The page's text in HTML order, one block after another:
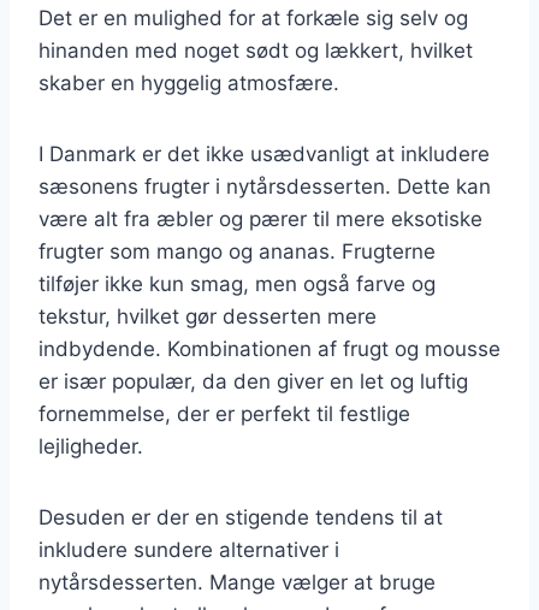
Det er en mulighed for at forkæle sig selv og
hinanden med noget sødt og lækkert, hvilket
skaber en hyggelig atmosfære.
I Danmark er det ikke usædvanligt at inkludere
sæsonens frugter i nytårsdesserten. Dette kan
være alt fra æbler og pærer til mere eksotiske
frugter som mango og ananas. Frugterne
tilføjer ikke kun smag, men også farve og
tekstur, hvilket gør desserten mere
indbydende. Kombinationen af frugt og mousse
er især populær, da den giver en let og luftig
fornemmelse, der er perfekt til festlige
lejligheder.
Desuden er der en stigende tendens til at
inkludere sundere alternativer i
nytårsdesserten. Mange vælger at bruge